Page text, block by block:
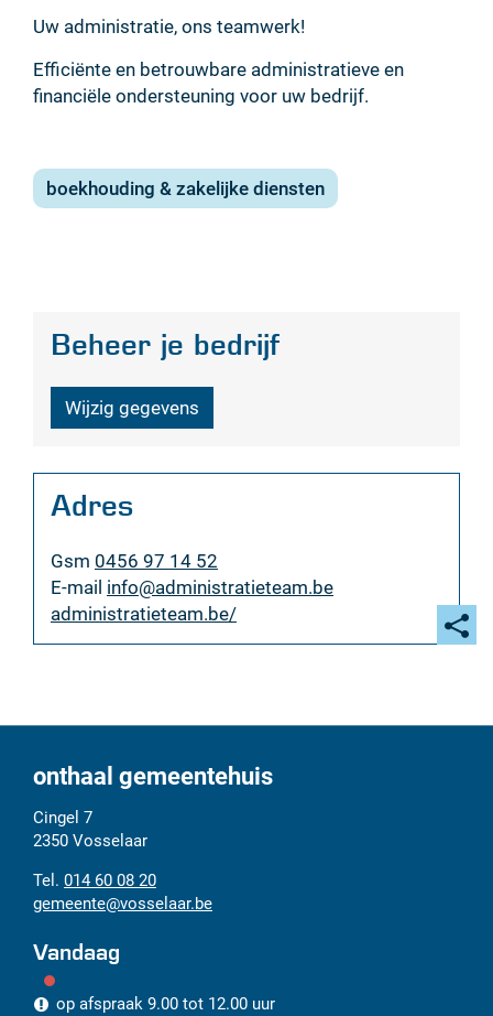
Uw administratie, ons teamwerk!
Efficiënte en betrouwbare administratieve en
financiële ondersteuning voor uw bedrijf.
boekhouding & zakelijke diensten
Beheer je bedrijf
Wijzig gegevens
Adres
Gsm 0456 97 14 52
E-
mail
info@administratieteam.be
Website
administratieteam.be/
onthaal gemeentehuis
Adres
Cingel 7
2350 Vosselaar
Tel.
014 60 08 20
E-
mail
gemeente@vosselaar.be
Vandaag
op afspraak 9.00 tot 12.00 uur